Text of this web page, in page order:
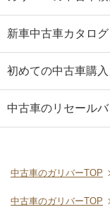
新車中古車カタログ
初めての中古車購
中古車のリセール
中古車のガリバーTOP
中古車のガリバーTOP